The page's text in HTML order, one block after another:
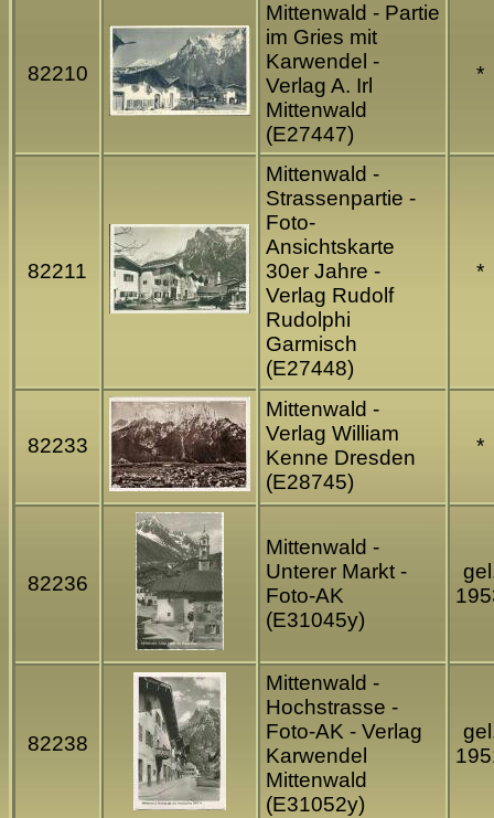
82210
Mittenwald - Partie
im Gries mit
Karwendel -
Verlag A. Irl
Mittenwald
(E27447)
*
82211
Mittenwald -
Strassenpartie -
Foto-
Ansichtskarte
30er Jahre -
Verlag Rudolf
Rudolphi
Garmisch
(E27448)
*
82233
Mittenwald -
Verlag William
Kenne Dresden
(E28745)
*
82236
Mittenwald -
Unterer Markt -
Foto-AK
(E31045y)
82238
Mittenwald -
Hochstrasse -
Foto-AK - Verlag
Karwendel
Mittenwald
(E31052y)